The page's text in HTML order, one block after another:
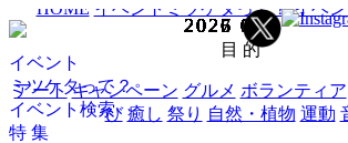
イベント
ミツケタって？
イベント検索
特 集
HOME イベントミツケタって？ イベ
目 的
アート キャンペーン グルメ ボランティア
び 癒し 祭り 自然・植物 運動
2025 02
2025 03
2025 04
2025 05
2025 06
2025 07
2025 08
2025 09
2025 10
2025 11
2025 12
2026 01
2026 02
2026 03
2026 04
2026 05
2026 06
2026 07
2026 08
2026 09
2026 10
2026 11
2026 12
2027 01
2027 02
2027 03